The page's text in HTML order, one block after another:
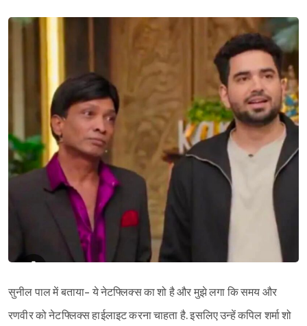
सुनील पाल में बताया- ये नेटफ्लिक्स का शो है और मुझे लगा कि समय और
रणवीर को नेटफ्लिक्स हाईलाइट करना चाहता है. इसलिए उन्हें कपिल शर्मा शो